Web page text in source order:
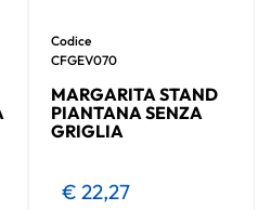
Codice
CFGEV070
MARGARITA STAND
PIANTANA SENZA
GRIGLIA
€ 22,27